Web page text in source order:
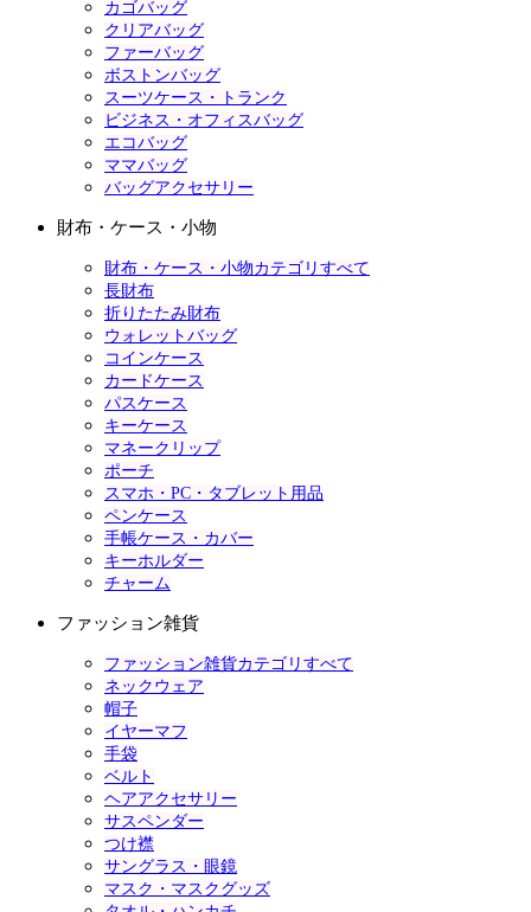
カゴバッグ
クリアバッグ
ファーバッグ
ボストンバッグ
スーツケース・トランク
ビジネス・オフィスバッグ
エコバッグ
ママバッグ
バッグアクセサリー
財布・ケース・小物
財布・ケース・小物カテゴリすべて
長財布
折りたたみ財布
ウォレットバッグ
コインケース
カードケース
パスケース
キーケース
マネークリップ
ポーチ
スマホ・PC・タブレット用品
ペンケース
手帳ケース・カバー
キーホルダー
チャーム
ファッション雑貨
ファッション雑貨カテゴリすべて
ネックウェア
帽子
イヤーマフ
手袋
ベルト
ヘアアクセサリー
サスペンダー
つけ襟
サングラス・眼鏡
マスク・マスクグッズ